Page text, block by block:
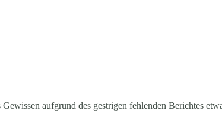
Gewissen aufgrund des gestrigen fehlenden Berichtes